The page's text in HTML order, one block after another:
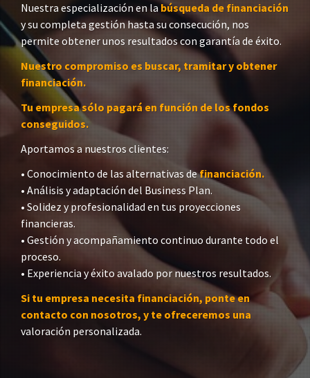
Nuestra especialización en la búsqueda de financiación
y su completa gestión hasta su consecución, nos
permite obtener unos resultados con garantía de éxito.
Nuestro compromiso es buscar, tramitar y obtener
financiación.
Tu empresa sólo pagará en función de los fondos
conseguidos.
Aportamos a nuestros clientes:
• Conocimiento de las alternativas definanciación.
• Análisis y adaptación del Business Plan.
• Solidez y profesionalidad en tus proyecciones
financieras.
• Gestión y acompañamiento continuo durante todo el
proceso.
• Experiencia y éxito avalado por nuestros resultados.
Si tu empresa necesita financiación, ponte en
contacto con nosotros, y te ofreceremos una
valoración personalizada.